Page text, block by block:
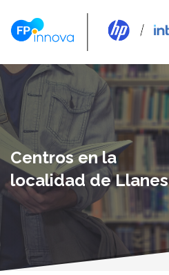
Centros en la
localidad de Llanes